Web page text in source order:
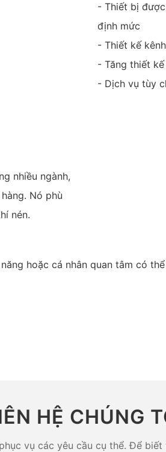
- Thiết bị
định mức
- Thiết kế
- Tăng thiết
- Dịch vụ tùy
nhiều ngành,
Nó phù
nén.
hoặc cá nhân quan tâm có
HỆ CHÚNG
vụ các yêu cầu cụ thể. Để